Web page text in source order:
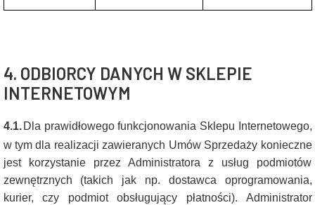
4. ODBIORCY DANYCH W SKLEPIE
INTERNETOWYM
4.1. Dla prawidłowego funkcjonowania Sklepu Internetowego,
w tym dla realizacji zawieranych Umów Sprzedaży konieczne
jest korzystanie przez Administratora z usług podmiotów
zewnętrznych (takich jak np. dostawca oprogramowania,
kurier, czy podmiot obsługujący płatności). Administrator